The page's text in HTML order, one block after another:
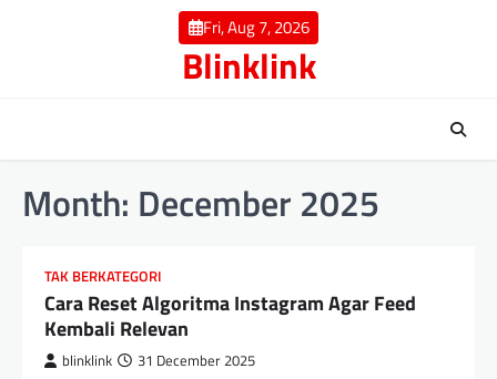
Fri, Aug 7, 2026
Blinklink
Month: December 2025
TAK BERKATEGORI
Cara Reset Algoritma Instagram Agar Feed
Kembali Relevan
blinklink 31 December 2025